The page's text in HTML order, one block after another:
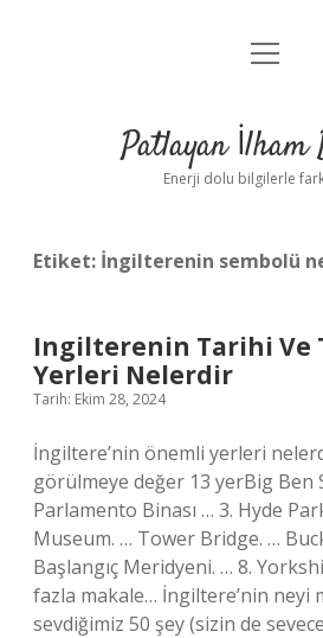
Anasayfa
Yasal Uyarı
menüyü
Patlayan İlham
Enerji dolu bilgilerle
Etiket: İngilterenin sembolü
Ingilterenin Tarihi Ve
Yerleri Nelerdir
Tarih: Ekim 28, 2024
İngiltere’nin önemli yerleri
görülmeye değer 13 yerBig Ben
Parlamento Binası … 3. Hyde
Museum. … Tower Bridge. …
Başlangıç ​​Meridyeni. … 8.
fazla makale… İngiltere’nin neyi
sevdiğimiz 50 şey (sizin de